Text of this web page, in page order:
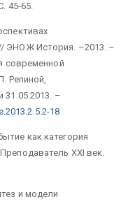
45-65.
ЭНОЖ История. –2013. –
современной
Репиной,
31.05.2013. –
18
как категория
ХХI век.
и модели